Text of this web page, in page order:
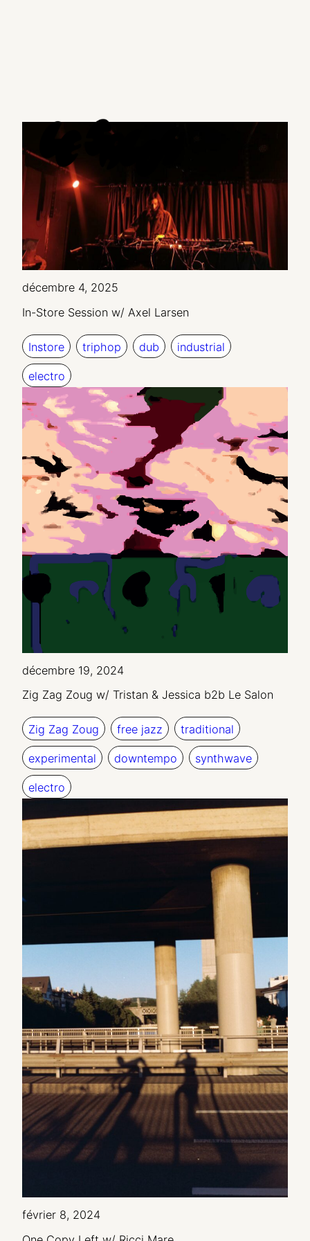
décembre 4, 2025
In-Store Session w/ Axel Larsen
Instore triphop dub industrial
electro
décembre 19, 2024
Zig Zag Zoug w/ Tristan & Jessica b2b Le Salon
Zig Zag Zoug free jazz traditional
experimental downtempo synthwave
electro
février 8, 2024